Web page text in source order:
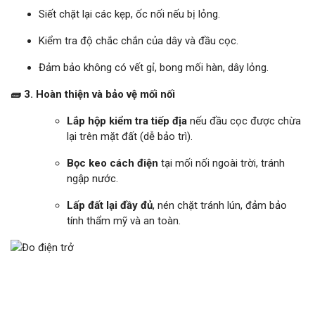
Siết chặt lại các kẹp, ốc nối nếu bị lỏng.
Kiểm tra độ chắc chắn của dây và đầu cọc.
Đảm bảo không có vết gỉ, bong mối hàn, dây lỏng.
🧱 3. Hoàn thiện và bảo vệ mối nối
Lắp hộp kiểm tra tiếp địa nếu đầu cọc được chừa
lại trên mặt đất (dễ bảo trì).
Bọc keo cách điện tại mối nối ngoài trời, tránh
ngập nước.
Lấp đất lại đầy đủ, nén chặt tránh lún, đảm bảo
tính thẩm mỹ và an toàn.